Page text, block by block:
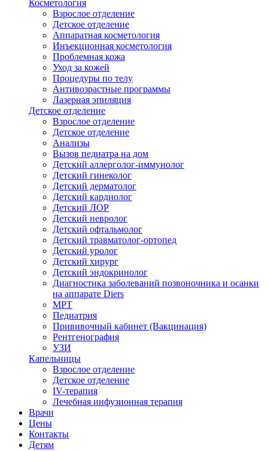
Косметология
Взрослое отделение
Детское отделение
Аппаратная косметология
Инъекционная косметология
Проблемная кожа
Уход за кожей
Процедуры по телу
Антивозрастные программы
Лазерная эпиляция
Детское отделение
Взрослое отделение
Детское отделение
Анализы
Вызов педиатра на дом
Детский аллерголог-иммунолог
Детский гинеколог
Детский дерматолог
Детский кардиолог
Детский ЛОР
Детский невролог
Детский офтальмолог
Детский травматолог-ортопед
Детский уролог
Детский хирург
Детский эндокринолог
Диагностика заболеваний позвоночника и осанки
на аппарате Diers
МРТ
Педиатрия
Прививочный кабинет (Вакцинация)
Рентгенография
УЗИ
Капельницы
Взрослое отделение
Детское отделение
IV-терапия
Лечебная инфузионная терапия
Врачи
Цены
Контакты
Детям